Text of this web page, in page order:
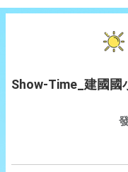
Show-Time_建國國